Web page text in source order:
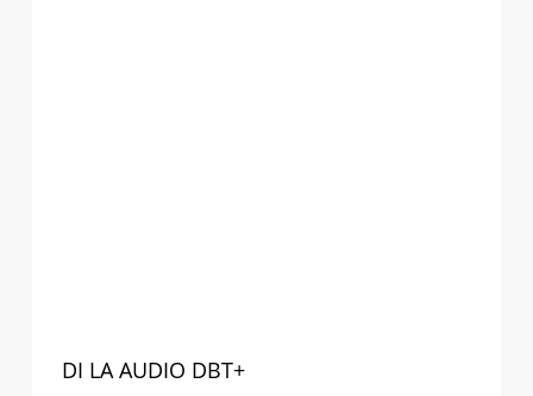
DI LA AUDIO DBT+